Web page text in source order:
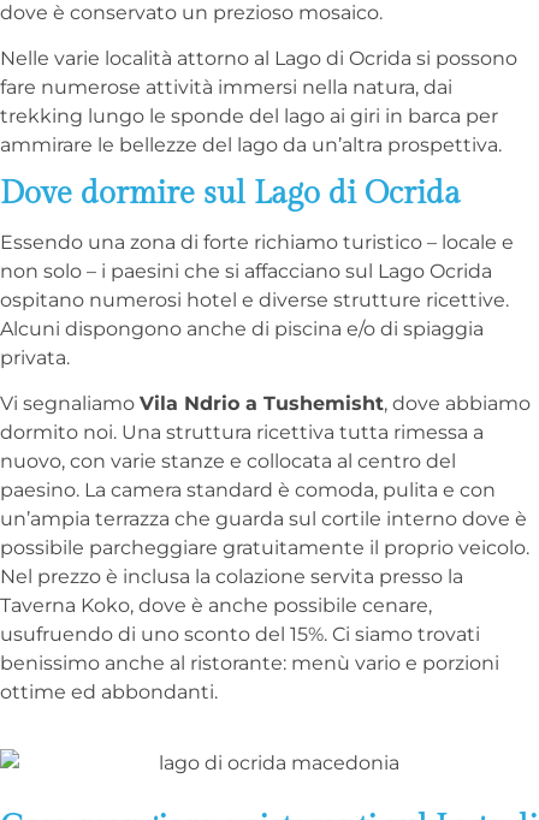
dove è conservato un prezioso mosaico.
Nelle varie località attorno al Lago di Ocrida si possono
fare numerose attività immersi nella natura, dai
trekking lungo le sponde del lago ai giri in barca per
ammirare le bellezze del lago da un’altra prospettiva.
Dove dormire sul Lago di Ocrida
Essendo una zona di forte richiamo turistico – locale e
non solo – i paesini che si affacciano sul Lago Ocrida
ospitano numerosi hotel e diverse strutture ricettive.
Alcuni dispongono anche di piscina e/o di spiaggia
privata.
Vi segnaliamo Vila Ndrio a Tushemisht, dove abbiamo
dormito noi. Una struttura ricettiva tutta rimessa a
nuovo, con varie stanze e collocata al centro del
paesino. La camera standard è comoda, pulita e con
un’ampia terrazza che guarda sul cortile interno dove è
possibile parcheggiare gratuitamente il proprio veicolo.
Nel prezzo è inclusa la colazione servita presso la
Taverna Koko, dove è anche possibile cenare,
usufruendo di uno sconto del 15%. Ci siamo trovati
benissimo anche al ristorante: menù vario e porzioni
ottime ed abbondanti.